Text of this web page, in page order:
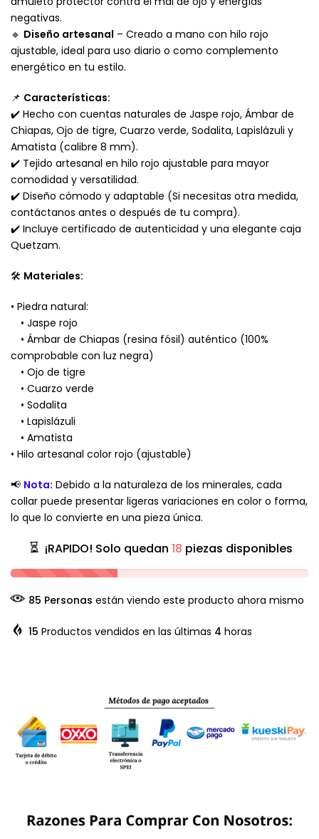
negativas.
🔹 Diseño artesanal – Creado a mano con hilo rojo
ajustable, ideal para uso diario o como complemento
energético en tu estilo.
📌 Características:
✔️ Hecho con cuentas naturales de Jaspe rojo, Ámbar de
Chiapas, Ojo de tigre, Cuarzo verde, Sodalita, Lapislázuli y
Amatista (calibre 8 mm).
✔️ Tejido artesanal en hilo rojo ajustable para mayor
comodidad y versatilidad.
✔️ Diseño cómodo y adaptable (Si necesitas otra medida,
contáctanos antes o después de tu compra).
✔️ Incluye certificado de autenticidad y una elegante caja
Quetzam.
🛠 Materiales:
• Piedra natural:
• Jaspe rojo
• Ámbar de Chiapas (resina fósil) auténtico (100%
comprobable con luz negra)
• Ojo de tigre
• Cuarzo verde
• Sodalita
• Lapislázuli
• Amatista
• Hilo artesanal color rojo (ajustable)
📢 Nota: Debido a la naturaleza de los minerales, cada
collar puede presentar ligeras variaciones en color o forma,
lo que lo convierte en una pieza única.
¡RAPIDO! Solo quedan 18 piezas disponibles
85 Personas están viendo este producto ahora mismo
15 Productos vendidos en las últimas 4 horas